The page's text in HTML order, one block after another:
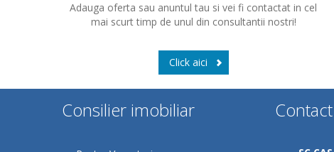
Adauga oferta sau anuntul tau si vei fi contactat in cel
mai scurt timp de unul din consultantii nostri!
Click aici
Consilier imobiliar Contact